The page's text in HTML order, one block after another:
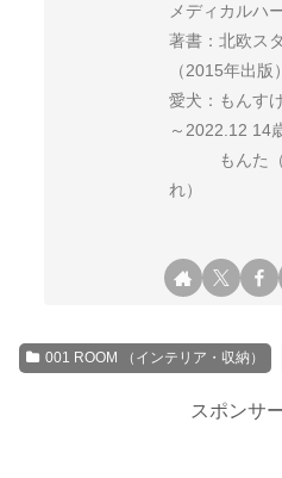
メディカルハ
著書：北欧ス
（2015年出版）
愛犬：もんす
～2022.12 14
もんた（
れ）
001 ROOM （インテリア・収納）
スポンサ